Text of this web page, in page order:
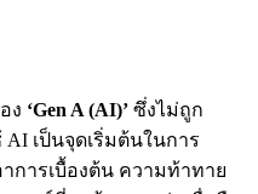
ง ‘Gen A (AI)’ ซึ่งไม่ถูก
เป็นจุดเริ่มต้นในการ
ารเบื้องต้น ความท้าทาย